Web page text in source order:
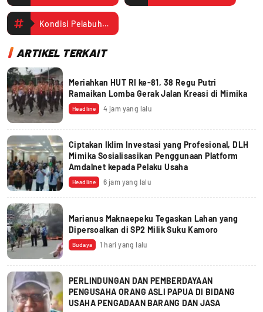
Kondisi Pelabuhan Pomako Berawan Tebal hingga 25 Januari
ARTIKEL TERKAIT
Meriahkan HUT RI ke-81, 38 Regu Putri
Ramaikan Lomba Gerak Jalan Kreasi di Mimika
Headline 4 jam yang lalu
Ciptakan Iklim Investasi yang Profesional, DLH
Mimika Sosialisasikan Penggunaan Platform
Amdalnet kepada Pelaku Usaha
Headline 6 jam yang lalu
Marianus Maknaepeku Tegaskan Lahan yang
Dipersoalkan di SP2 Milik Suku Kamoro
Budaya 1 hari yang lalu
PERLINDUNGAN DAN PEMBERDAYAAN
PENGUSAHA ORANG ASLI PAPUA DI BIDANG
USAHA PENGADAAN BARANG DAN JASA